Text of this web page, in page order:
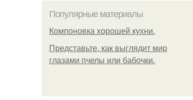
Популярные материалы
Компоновка хорошей кухни.
Представьте, как выглядит мир
глазами пчелы или бабочки.